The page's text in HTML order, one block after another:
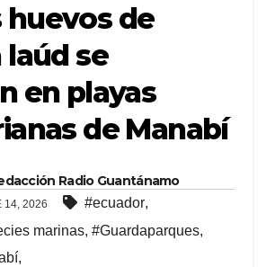
huevos de
se
en playas
de Manabí
Radio Guantánamo
14, 2026 #ecuador,
marinas, #Guardaparques,
,